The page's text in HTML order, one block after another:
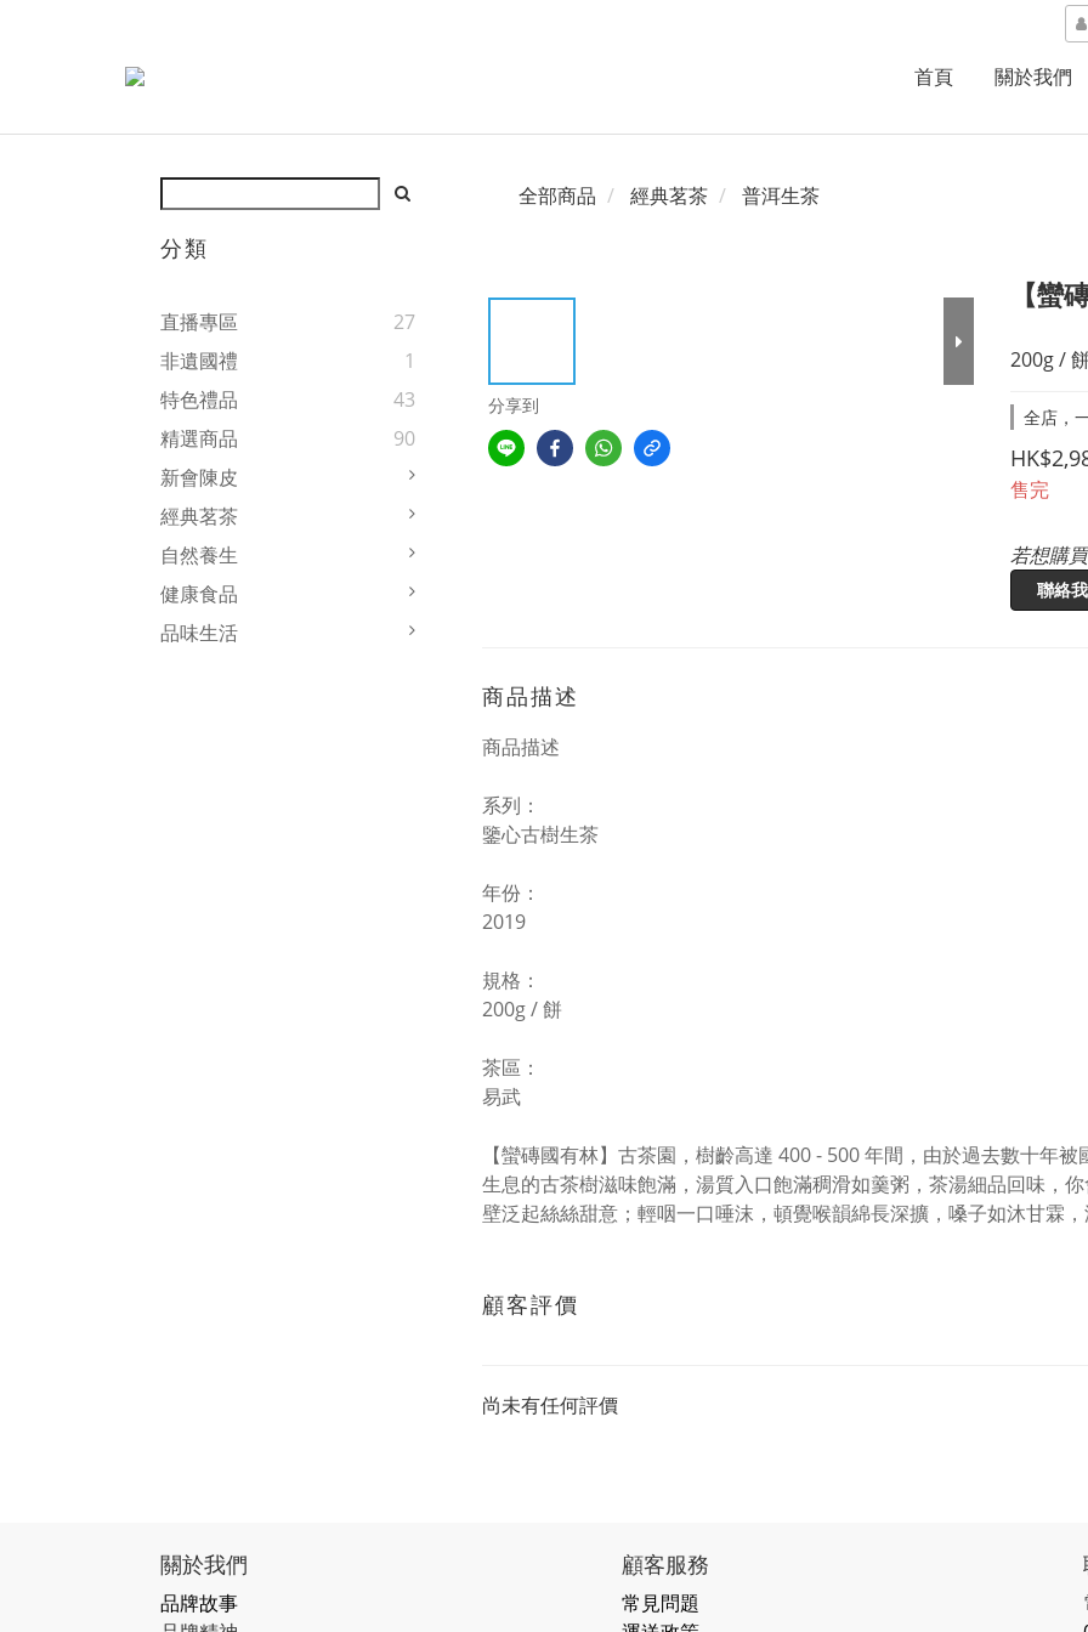
首頁 關於我們
分類
直播專區
27
非遺國禮
1
特色禮品
43
精選商品
90
新會陳皮
經典茗茶
自然養生
健康食品
品味生活
全部商品 經典茗茶 普洱生茶
分享到
【蠻
200g /
全店，
售完
若想購
聯絡
商品描述
商品描述
系列：
鑒心古樹生茶
年份：
2019
規格：
200g / 餅
茶區：
易武
【蠻磚國有林】古茶園，樹齡高達 400 - 500 年間，由於過去數十年
生息的古茶樹滋味飽滿，湯質入口飽滿稠滑如羹粥，茶湯細品回味，
壁泛起絲絲甜意；輕咽一口唾沫，頓覺喉韻綿長深擴，嗓子如沐甘霖
顧客評價
尚未有任何評價
關於我們
品牌故事
顧客服務
常見問題